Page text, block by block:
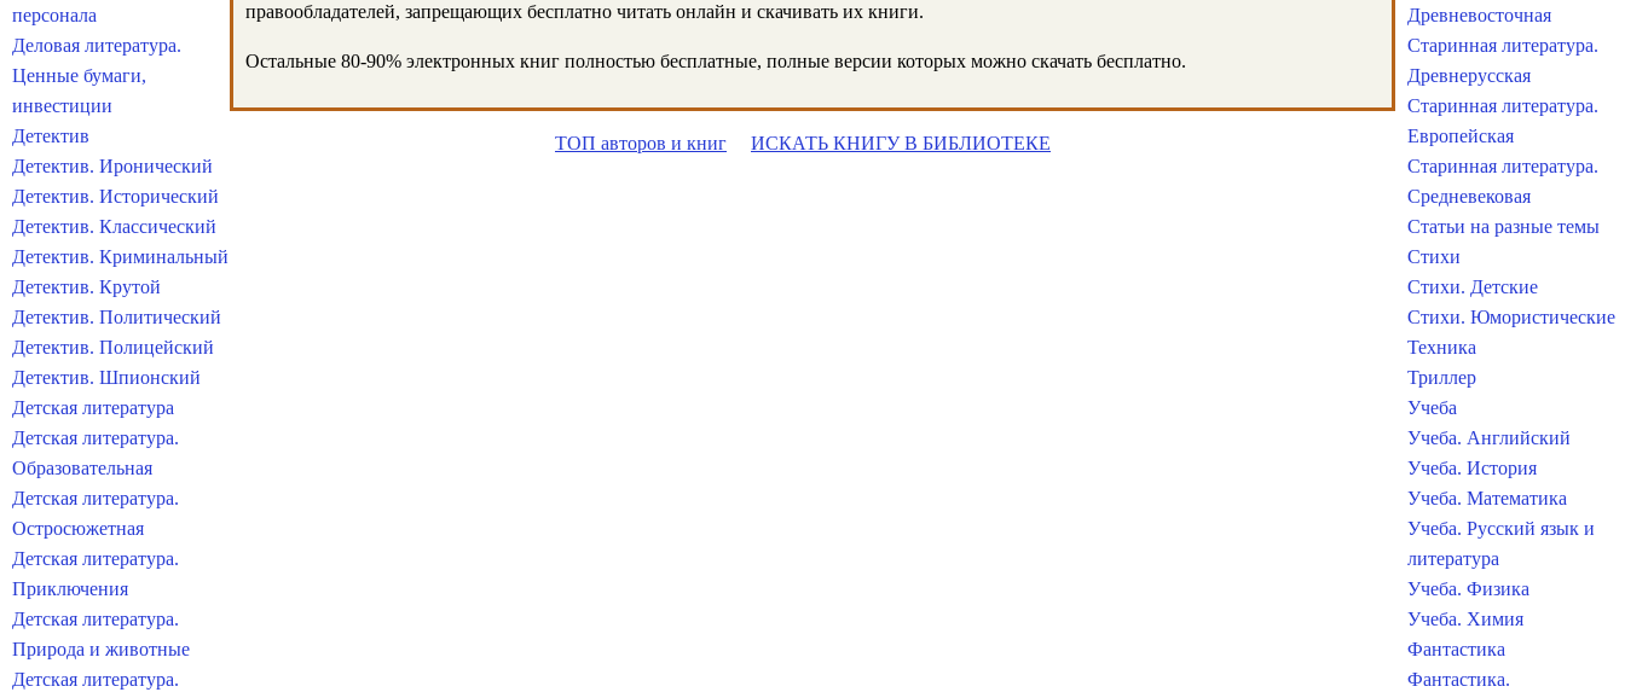
правообладателей, запрещающих бесплатно читать онлайн и скачивать их книги.
Остальные 80-90% электронных книг полностью бесплатные, полные версии которых можно скачать бесплатно.
ТОП авторов и книг ИСКАТЬ КНИГУ В БИБЛИОТЕКЕ
персонала
Деловая литература.
Ценные бумаги,
инвестиции
Детектив
Детектив. Иронический
Детектив. Исторический
Детектив. Классический
Детектив. Криминальный
Детектив. Крутой
Детектив. Политический
Детектив. Полицейский
Детектив. Шпионский
Детская литература
Детская литература.
Образовательная
Детская литература.
Остросюжетная
Детская литература.
Приключения
Детская литература.
Природа и животные
Детская литература.
Древневосточная
Старинная литература.
Древнерусская
Старинная литература.
Европейская
Старинная литература.
Средневековая
Статьи на разные темы
Стихи
Стихи. Детские
Стихи. Юмористические
Техника
Триллер
Учеба
Учеба. Английский
Учеба. История
Учеба. Математика
Учеба. Русский язык и
литература
Учеба. Физика
Учеба. Химия
Фантастика
Фантастика.